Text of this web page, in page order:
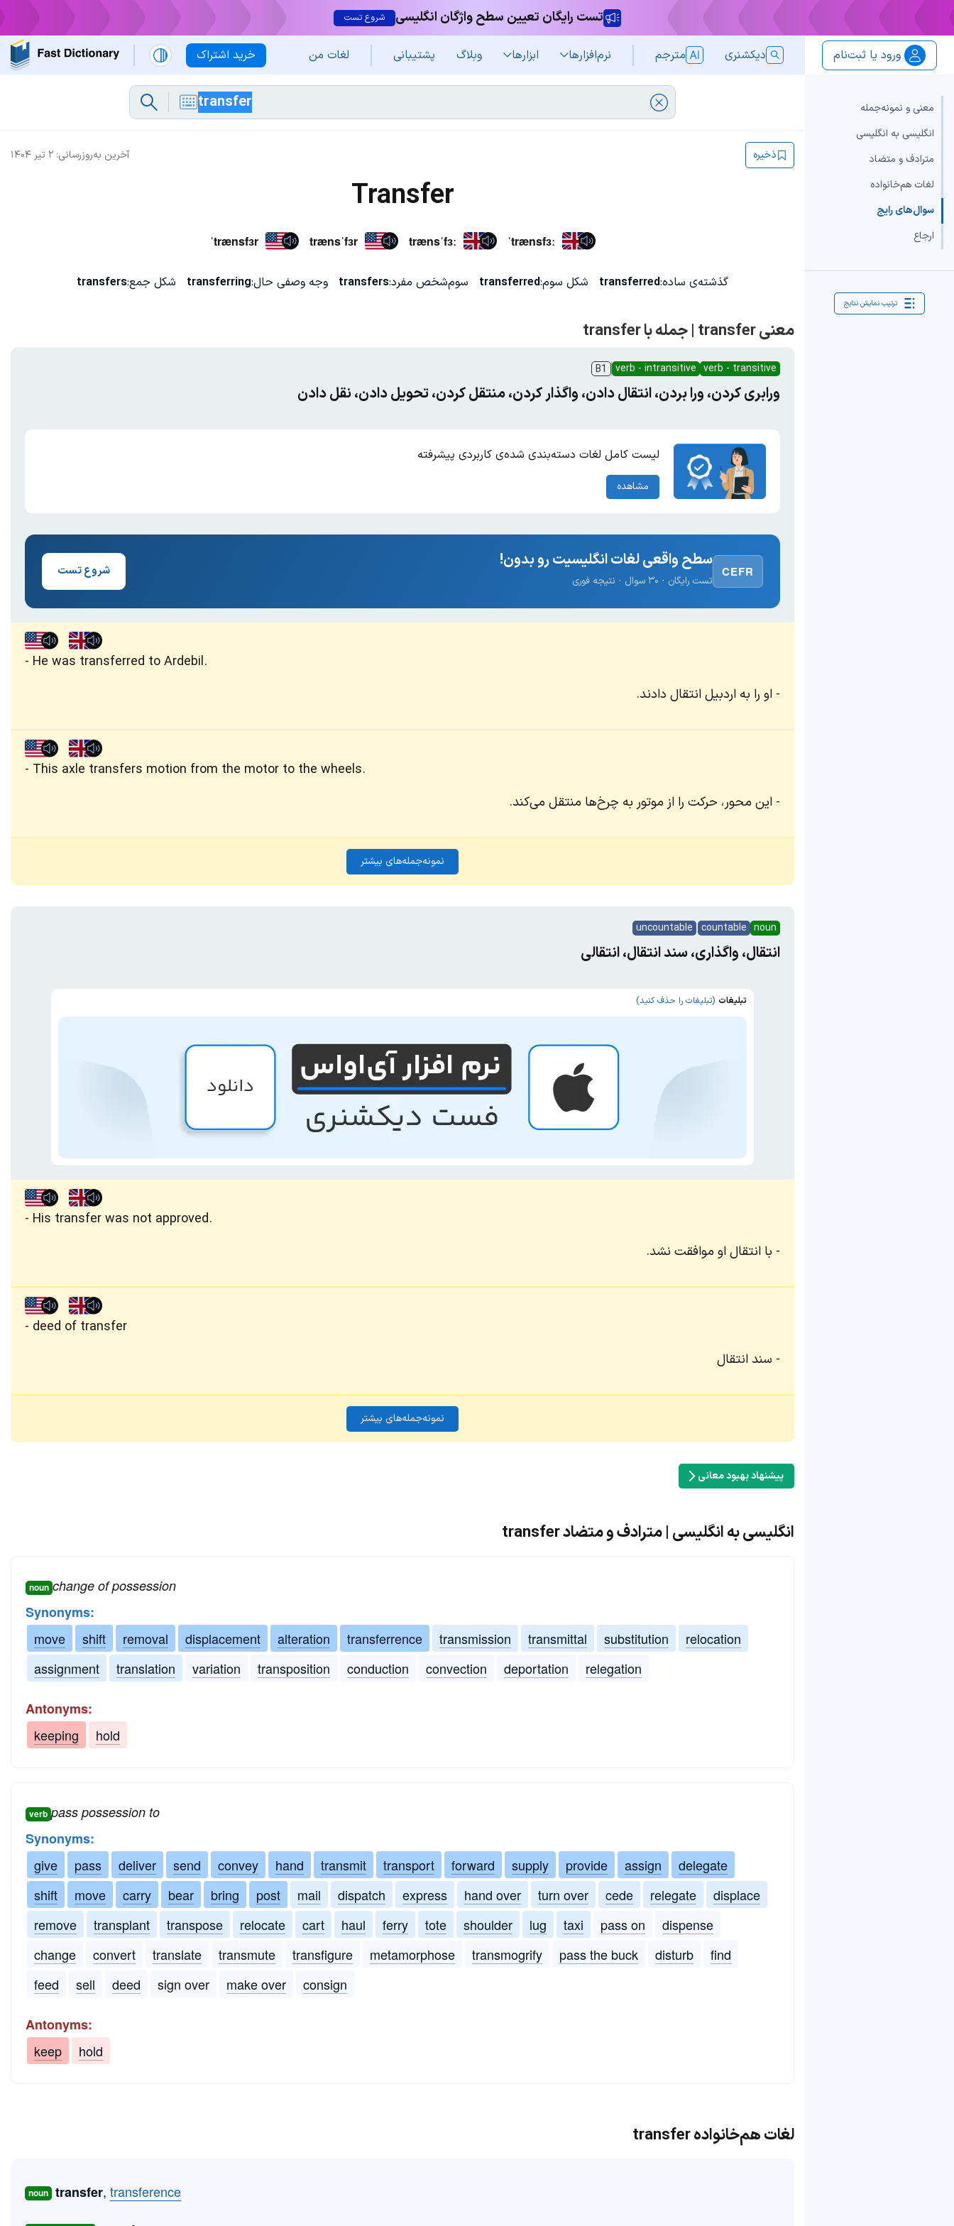
تست رایگان تعیین سطح واژگان انگلیسی شروع تست
خرید اشتراک ورود یا ثبت‌نام دیکشنری مترجم نرم‌افزار‌ها ابزارها وبلاگ پشتیبانی لغات من
معنی و نمونه‌جمله
انگلیسی به انگلیسی
مترادف و متضاد
لغات هم‌خانواده
سوال‌های رایج
ارجاع
ترتیب نمایش نتایج
آخرین به‌روزرسانی: ۲ تیر ۱۴۰۴ ذخیره
Transfer
ˈtrænsfɜr trænsˈfɜr trænsˈfɜː ˈtrænsfɜː
گذشته‌ی ساده:transferred شکل سوم:transferred سوم‌شخص مفرد:transfers وجه وصفی حال:transferring شکل جمع:transfers
معنی transfer | جمله با transfer
verb - transitive
verb - intransitive
B1
ورابری کردن، ورا بردن، انتقال دادن، واگذار کردن، منتقل کردن، تحویل دادن، نقل دادن
لیست کامل لغات دسته‌بندی شده‌ی کاربردی پیشرفته
مشاهده
CEFR
سطح واقعی لغات انگلیسیت رو بدون!
تست رایگان · ۳۰ سوال · نتیجه فوری
شروع تست
He was transferred to Ardebil.
او را به اردبیل انتقال دادند.
This axle transfers motion from the motor to the wheels.
این محور، حرکت را از موتور به چرخ‌ها منتقل می‌کند.
نمونه‌جمله‌های بیشتر
noun
countable
uncountable
انتقال، واگذاری، سند انتقال، انتقالی
تبلیغات (تبلیغات را حذف کنید)
His transfer was not approved.
با انتقال او موافقت نشد.
deed of transfer
سند انتقال
نمونه‌جمله‌های بیشتر
پیشنهاد بهبود معانی
انگلیسی به انگلیسی | مترادف و متضاد transfer
noun change of possession
Synonyms:
move
shift removal displacement alteration transferrence transmission transmittal substitution
relocation
assignment
translation variation transposition conduction convection deportation relegation
Antonyms:
keeping
hold
verb pass possession to
Synonyms:
give
pass deliver send convey hand transmit transport forward supply provide assign
delegate
shift
move carry bear bring post mail dispatch express hand over turn over cede relegate
displace
remove
transplant transpose relocate cart haul ferry tote shoulder lug taxi pass on
dispense
change
convert translate transmute transfigure metamorphose transmogrify pass the buck disturb
find
feed
sell deed sign over make over consign
Antonyms:
keep
hold
لغات هم‌خانواده transfer
noun transfer, transference